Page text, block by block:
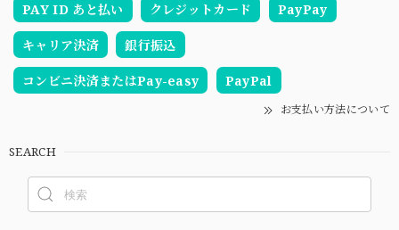
PAY ID あと払い
クレジットカード PayPay
キャリア決済 銀行振込
コンビニ決済またはPay-easy PayPal
お支払い方法について
SEARCH